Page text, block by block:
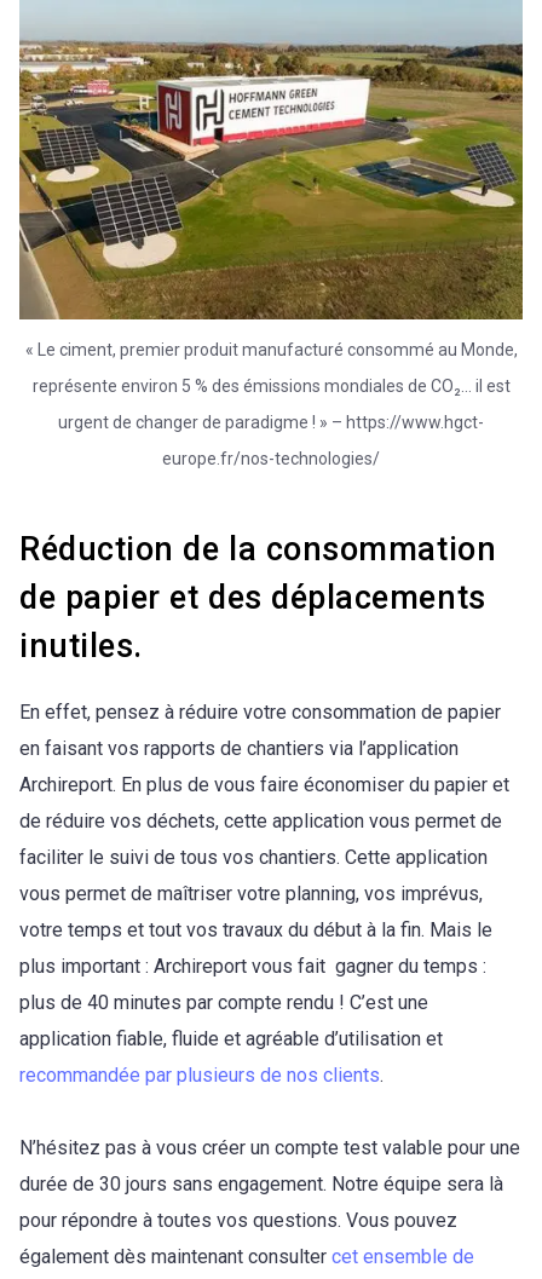
« Le ciment, premier produit manufacturé consommé au Monde,
représente environ 5 % des émissions mondiales de CO₂… il est
urgent de changer de paradigme ! » – https://www.hgct-
europe.fr/nos-technologies/
Réduction de la consommation
de papier et des déplacements
inutiles.
En effet, pensez à réduire votre consommation de papier
en faisant vos rapports de chantiers via l’application
Archireport. En plus de vous faire économiser du papier et
de réduire vos déchets, cette application vous permet de
faciliter le suivi de tous vos chantiers. Cette application
vous permet de maîtriser votre planning, vos imprévus,
votre temps et tout vos travaux du début à la fin. Mais le
plus important : Archireport vous fait gagner du temps :
plus de 40 minutes par compte rendu ! C’est une
application fiable, fluide et agréable d’utilisation et
recommandée par plusieurs de nos clients.
N’hésitez pas à vous créer un compte test valable pour une
durée de 30 jours sans engagement. Notre équipe sera là
pour répondre à toutes vos questions. Vous pouvez
également dès maintenant consulter cet ensemble de